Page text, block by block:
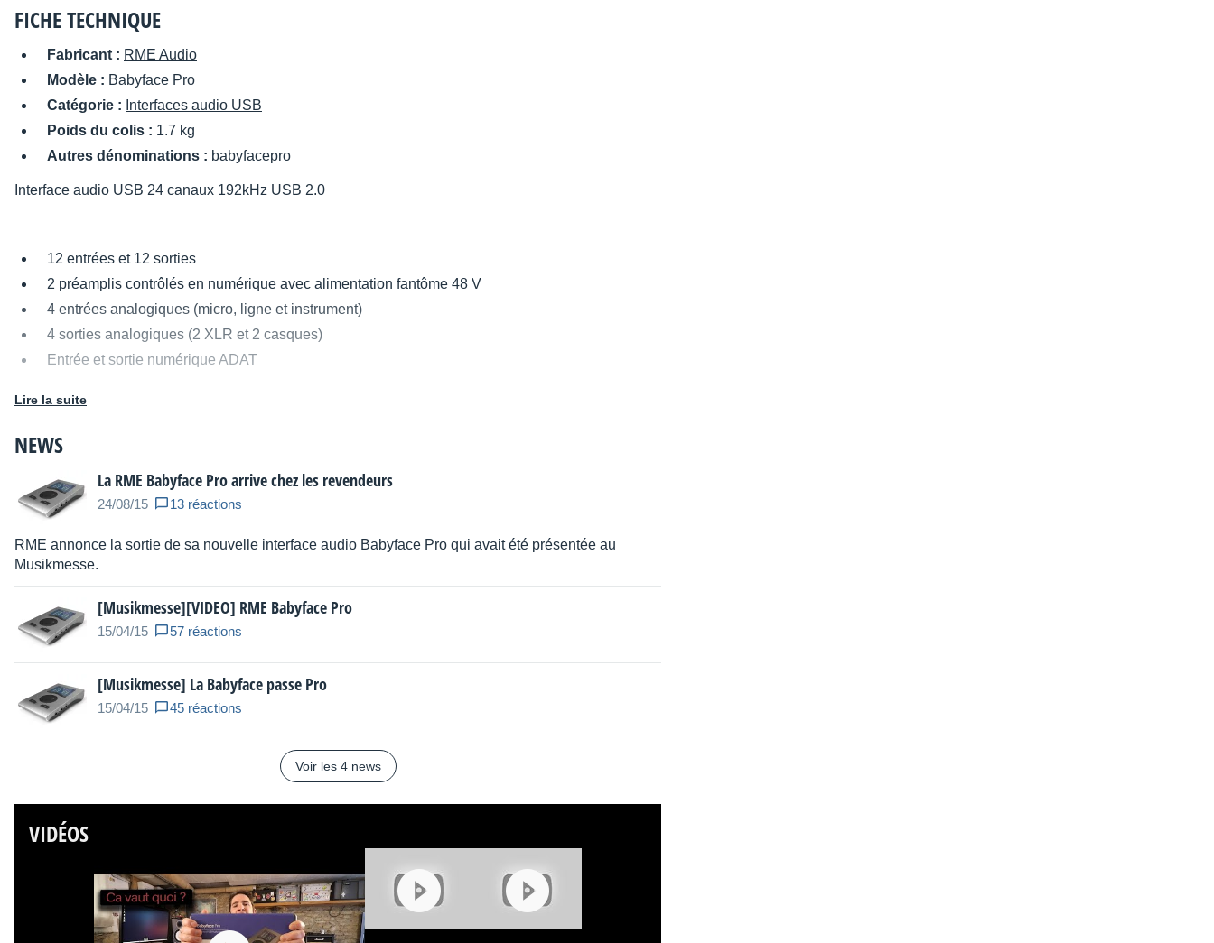
FICHE TECHNIQUE
Fabricant : RME Audio
Modèle : Babyface Pro
Catégorie : Interfaces audio USB
Poids du colis : 1.7 kg
Autres dénominations : babyfacepro
Interface audio USB 24 canaux 192kHz USB 2.0
12 entrées et 12 sorties
2 préamplis contrôlés en numérique avec alimentation fantôme 48 V
4 entrées analogiques (micro, ligne et instrument)
4 sorties analogiques (2 XLR et 2 casques)
Entrée et sortie numérique ADAT
Entrée et sortie MIDI
Port USB 2.0 compatible 3.0
Gain jusqu’à 70 dB réglage par paliers de 3 dB
Pad à relais
Sorties séparées pour les casques à haute et basse impédance
Source :http://babyface.rme-audio.de/
Lire la suite
NEWS
La RME Babyface Pro arrive chez les revendeurs
24/08/15 13 réactions
RME annonce la sortie de sa nouvelle interface audio Babyface Pro qui avait été présentée au
Musikmesse.
[Musikmesse][VIDEO] RME Babyface Pro
15/04/15 57 réactions
[Musikmesse] La Babyface passe Pro
15/04/15 45 réactions
Voir les 4 news
VIDÉOS